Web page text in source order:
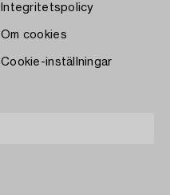
Integritetspolicy
Om cookies
Cookie-inställningar